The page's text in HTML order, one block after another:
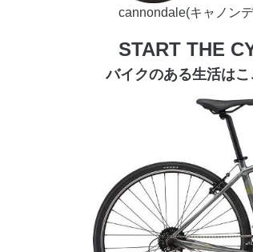
cannondale(キャノン
START THE
バイクのある生活は